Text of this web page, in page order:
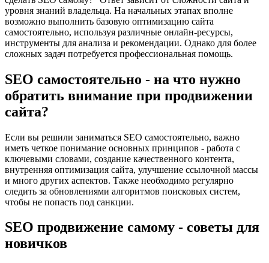
уровня знаний владельца. На начальных этапах вполне
возможно выполнить базовую оптимизацию сайта
самостоятельно, используя различные онлайн-ресурсы,
инструменты для анализа и рекомендации. Однако для более
сложных задач потребуется профессиональная помощь.
SEO самостоятельно - на что нужно
обратить внимание при продвижении
сайта?
Если вы решили заниматься SEO самостоятельно, важно
иметь четкое понимание основных принципов - работа с
ключевыми словами, создание качественного контента,
внутренняя оптимизация сайта, улучшение ссылочной массы
и много других аспектов. Также необходимо регулярно
следить за обновлениями алгоритмов поисковых систем,
чтобы не попасть под санкции.
SEO продвижение самому - советы для
новичков